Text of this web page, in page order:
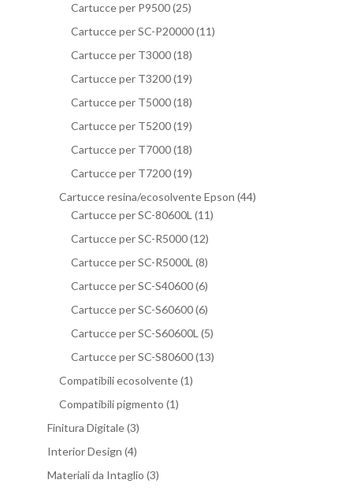
Cartucce per P9500(25)
Cartucce per SC-P20000(11)
Cartucce per T3000(18)
Cartucce per T3200(19)
Cartucce per T5000(18)
Cartucce per T5200(19)
Cartucce per T7000(18)
Cartucce per T7200(19)
Cartucce resina/ecosolvente Epson (44)
Cartucce per SC-80600L (11)
Cartucce per SC-R5000(12)
Cartucce per SC-R5000L (8)
Cartucce per SC-S40600(6)
Cartucce per SC-S60600(6)
Cartucce per SC-S60600L (5)
Cartucce per SC-S80600(13)
Compatibili ecosolvente(1)
Compatibili pigmento (1)
Finitura Digitale(3)
Interior Design (4)
Materiali da Intaglio (3)